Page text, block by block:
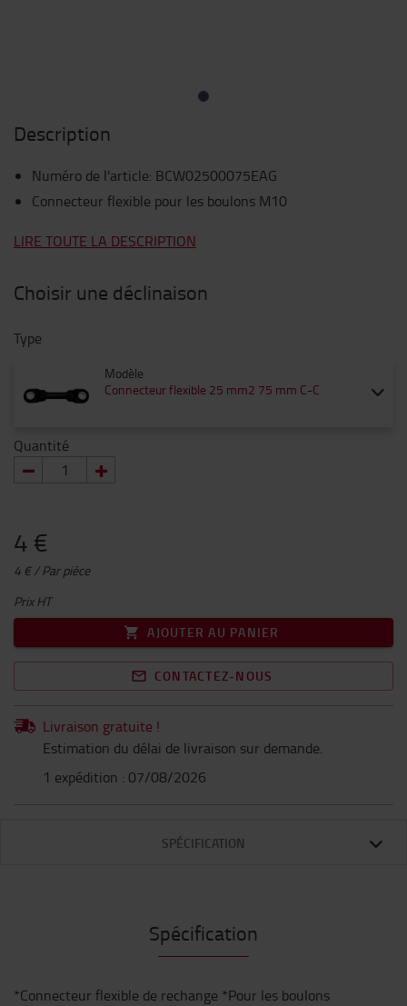
Description
Numéro de l'article: BCW02500075EAG
Connecteur flexible pour les boulons M10
LIRE TOUTE LA DESCRIPTION
Choisir une déclinaison
Type
Modèle
Connecteur flexible 25 mm2 75 mm C-C
Quantité
4 €
4 € / Par pièce
Prix HT
AJOUTER AU PANIER
CONTACTEZ-NOUS
Livraison gratuite !
Estimation du délai de livraison sur demande.
1 expédition : 07/08/2026
SPÉCIFICATION
Spécification
*Connecteur flexible de rechange *Pour les boulons